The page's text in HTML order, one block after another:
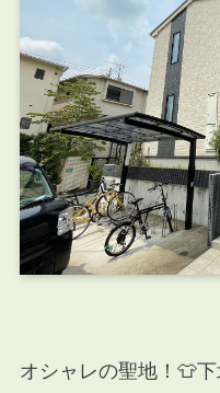
オシャレの聖地！👕